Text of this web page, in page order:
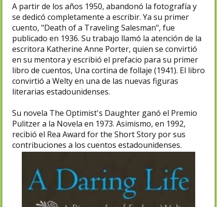
A partir de los años 1950, abandonó la fotografía y
se dedicó completamente a escribir. Ya su primer
cuento, "Death of a Traveling Salesman", fue
publicado en 1936. Su trabajo llamó la atención de la
escritora Katherine Anne Porter, quien se convirtió
en su mentora y escribió el prefacio para su primer
libro de cuentos, Una cortina de follaje (1941). El libro
convirtió a Welty en una de las nuevas figuras
literarias estadounidenses.
Su novela The Optimist's Daughter ganó el Premio
Pulitzer a la Novela en 1973. Asimismo, en 1992,
recibió el Rea Award for the Short Story por sus
contribuciones a los cuentos estadounidenses.